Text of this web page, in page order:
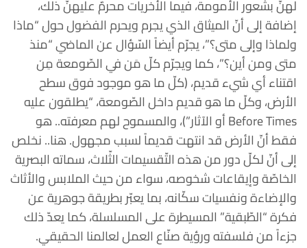
لهنّ بشعور الأمومة، فيما الأخريات محرمٌ عليهنّ ذلك،
إضافة إلى أنّ الميثاق الذي يجرم ويحرم الفضول حول “ماذا
ولماذا وإلى متى؟”، يجرّم أيضاً السّؤال عن الماضي “منذ
متى ومن أين؟”، كما ويجرّم كلّ مَن في الصّومعة مِن
اقتناء أي شيء قديم، (كلّ ما هو موجود فوق سطح
الأرض، وكلّ ما هو قديم داخل الصّومعة، “يطلقون عليه
Before Times أو الآثار”)، والمسموح لهم معرفته.. هو
فقط أنّ الأرض قد انتهت قديماً لسبب مجهول. هنا.. نخلص
إلى أنّ لكلّ دور من هذه التّقسيمات الثّلاث، سماته البصرية
الخاصّة وإيقاعات شخوصه، سواء من حيث الملابس والأثاث
والإضاءة ونفسيات سكّانه، بما يعبّر بطريقة جوهرية عن
فكرة “الطّبقية” المسيطرة على المسلسلة، كما يعدّ ذلك
جزءاً من فلسفته ورؤية صنّاع العمل لعالمنا الحقيقي.